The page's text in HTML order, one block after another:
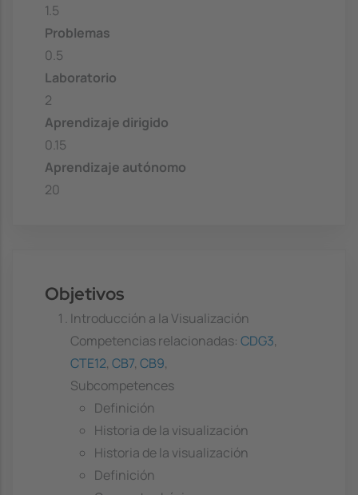
1.5
Problemas
0.5
Laboratorio
2
Aprendizaje dirigido
0.15
Aprendizaje autónomo
20
Objetivos
Introducción a la Visualización
Competencias relacionadas: CDG3,
CTE12, CB7, CB9,
Subcompetences
Definición
Historia de la visualización
Historia de la visualización
Definición